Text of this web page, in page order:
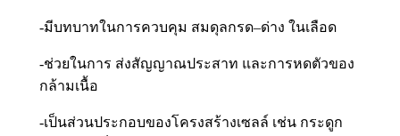
-มีบทบาทในการควบคุม สมดุลกรด–ด่าง ในเลือด
-ช่วยในการ ส่งสัญญาณประสาท และการหดตัวของ
กล้ามเนื้อ
-เป็นส่วนประกอบของโครงสร้างเซลล์ เช่น กระดูก